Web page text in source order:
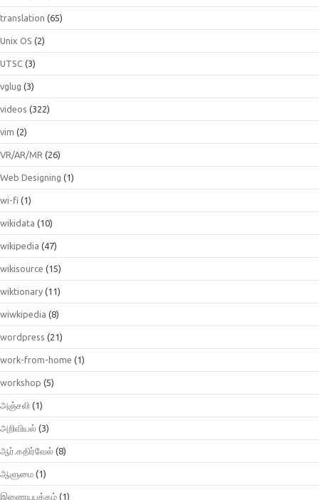
translation (65)
Unix OS (2)
UTSC (3)
vglug (3)
videos (322)
vim (2)
VR/AR/MR (26)
Web Designing (1)
wi-fi (1)
wikidata (10)
wikipedia (47)
wikisource (15)
wiktionary (11)
wiwkipedia (8)
wordpress (21)
work-from-home (1)
workshop (5)
அஞ்சலி (1)
அறிவியல் (3)
ஆர்.கதிர்வேல் (8)
ஆளுமை (1)
இணையபக்கம் (1)